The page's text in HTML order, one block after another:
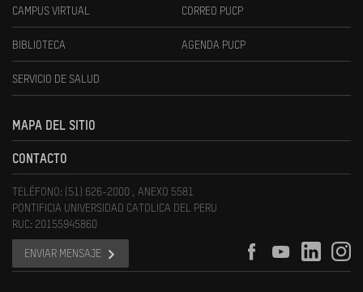
CAMPUS VIRTUAL CORREO PUCP
BIBLIOTECA AGENDA PUCP
SERVICIO DE SALUD
MAPA DEL SITIO
CONTACTO
TELÉFONO: (51) 626-2000 , ANEXO 5581
PONTIFICIA UNIVERSIDAD CATOLICA DEL PERU
RUC: 20155945860
ENVIAR MENSAJE